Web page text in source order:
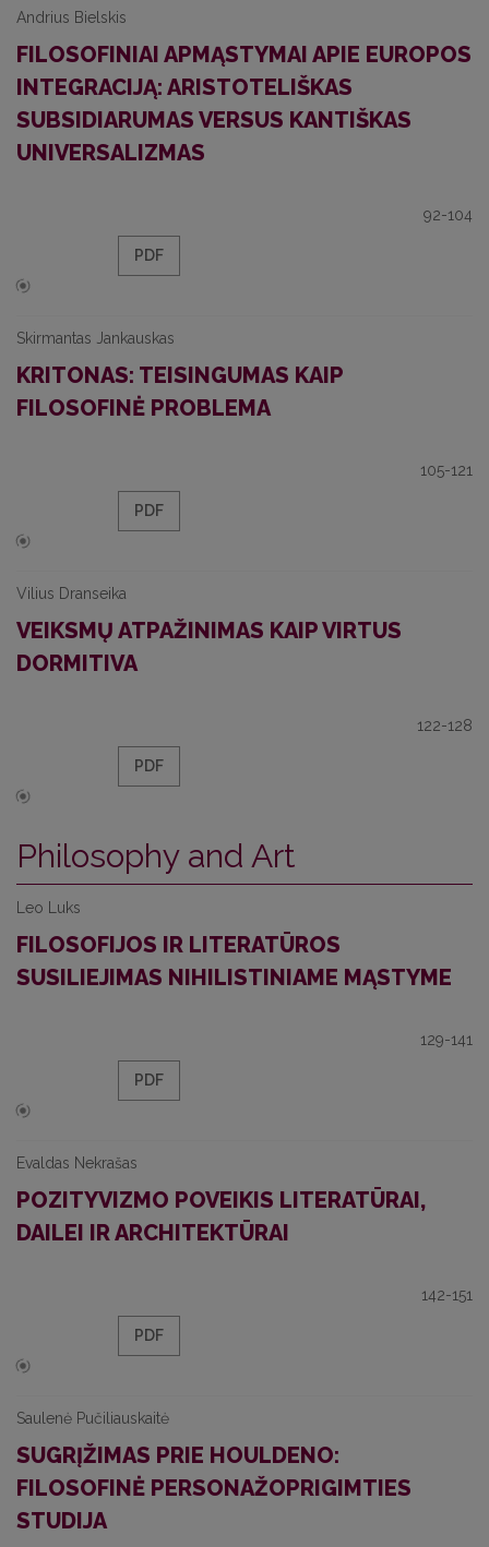
Andrius Bielskis
FILOSOFINIAI APMĄSTYMAI APIE EUROPOS
INTEGRACIJĄ: ARISTOTELIŠKAS
SUBSIDIARUMAS VERSUS KANTIŠKAS
UNIVERSALIZMAS
92-104
PDF
Skirmantas Jankauskas
KRITONAS: TEISINGUMAS KAIP
FILOSOFINĖ PROBLEMA
105-121
PDF
Vilius Dranseika
VEIKSMŲ ATPAŽINIMAS KAIP VIRTUS
DORMITIVA
122-128
PDF
Philosophy and Art
Leo Luks
FILOSOFIJOS IR LITERATŪROS
SUSILIEJIMAS NIHILISTINIAME MĄSTYME
129-141
PDF
Evaldas Nekrašas
POZITYVIZMO POVEIKIS LITERATŪRAI,
DAILEI IR ARCHITEKTŪRAI
142-151
PDF
Saulenė Pučiliauskaitė
SUGRĮŽIMAS PRIE HOULDENO:
FILOSOFINĖ PERSONAŽOPRIGIMTIES
STUDIJA